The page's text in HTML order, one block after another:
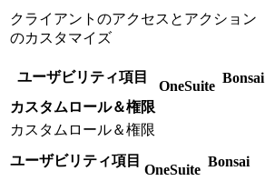
クライアントのアクセスとアクション
のカスタマイズ
ユーザビリティ項目
OneSuite
Bonsai
カスタムロール＆権限
カスタムロール＆権限
ユーザビリティ項目
OneSuite
Bonsai